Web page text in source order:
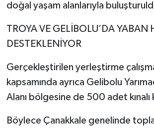
doğal yaşam alanlarıyla
TROYA VE GELİBOLU’DA YABAN
DESTEKLENİYOR
Gerçekleştirilen yerleştirme
kapsamında ayrıca Gelibolu
Alanı bölgesine de 500 adet kınalı
Böylece Çanakkale genelinde